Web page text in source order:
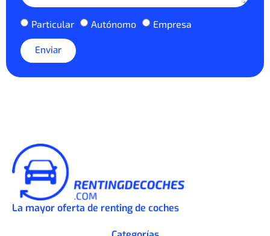
Particular Autónomo Empresa
Enviar
La mayor oferta de renting de coches